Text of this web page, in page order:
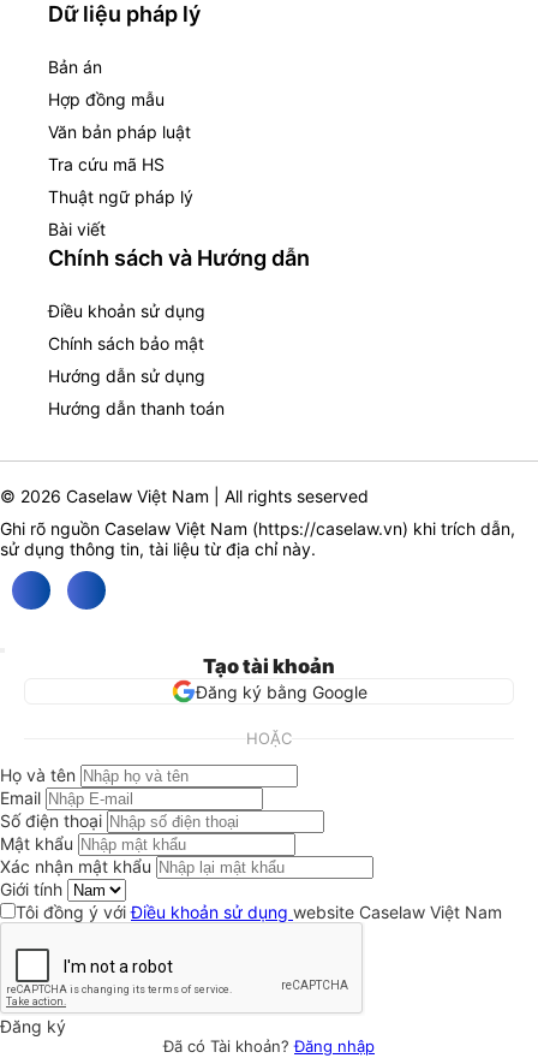
Dữ liệu pháp lý
Bản án
Hợp đồng mẫu
Văn bản pháp luật
Tra cứu mã HS
Thuật ngữ pháp lý
Bài viết
Chính sách và Hướng dẫn
Điều khoản sử dụng
Chính sách bảo mật
Hướng dẫn sử dụng
Hướng dẫn thanh toán
© 2026 Caselaw Việt Nam | All rights seserved
Ghi rõ nguồn Caselaw Việt Nam (https://caselaw.vn) khi trích dẫn,
sử dụng thông tin, tài liệu từ địa chỉ này.
Tạo tài khoản
Đăng ký bằng Google
HOẶC
Họ và tên
Email
Số điện thoại
Mật khẩu
Xác nhận mật khẩu
Giới tính
Tôi đồng ý vớiĐiều khoản sử dụng website Caselaw Việt Nam
Đăng ký
Đã có Tài khoản?Đăng nhập